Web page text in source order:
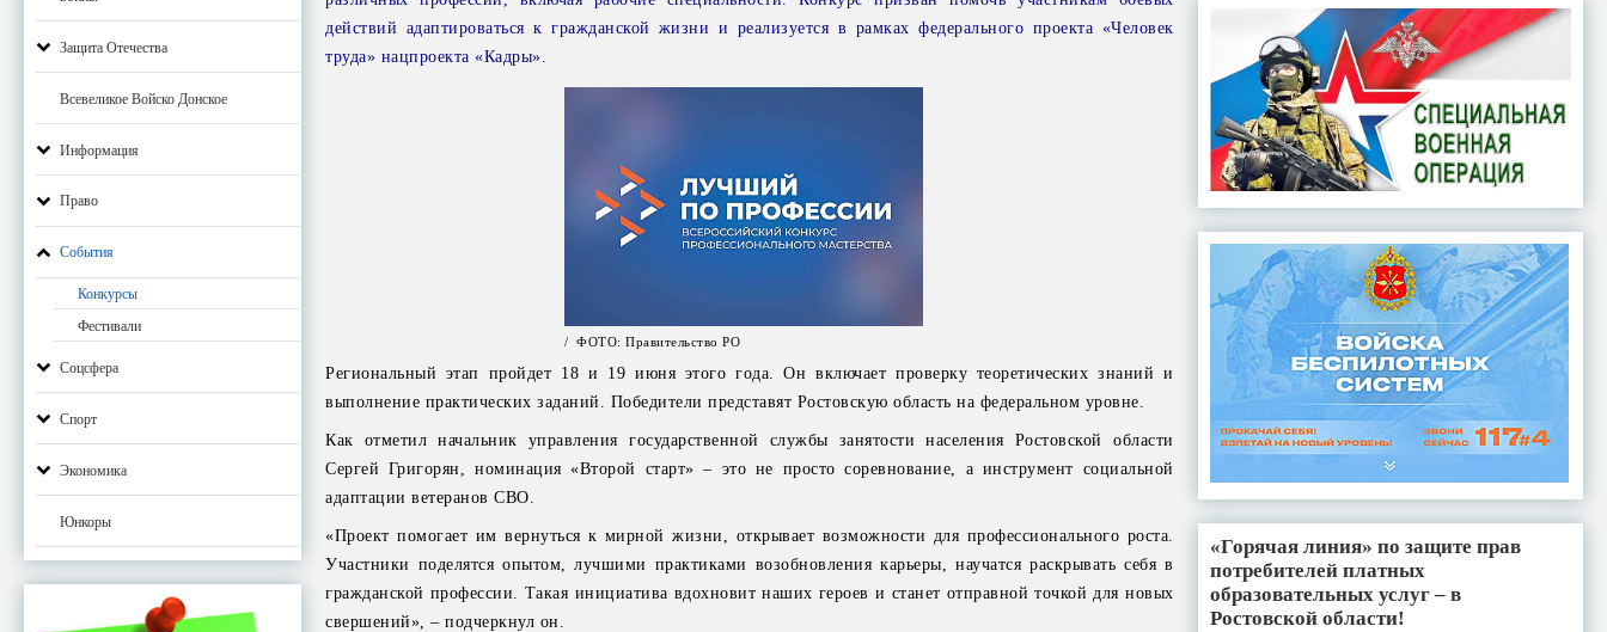
Защита Отечества
Всевеликое Войско Донское
Информация
Право
События
Конкурсы
Фестивали
Соцсфера
Спорт
Экономика
Юнкоры
действий адаптироваться к гражданской жизни и реализуется в рамках федерального проекта «Человек
труда» нацпроекта «Кадры».
/ ФОТО: Правительство РО
Региональный этап пройдет 18 и 19 июня этого года. Он включает проверку теоретических знаний и
выполнение практических заданий. Победители представят Ростовскую область на федеральном уровне.
Как отметил начальник управления государственной службы занятости населения Ростовской области
Сергей Григорян, номинация «Второй старт» – это не просто соревнование, а инструмент социальной
адаптации ветеранов СВО.
«Проект помогает им вернуться к мирной жизни, открывает возможности для профессионального роста.
Участники поделятся опытом, лучшими практиками возобновления карьеры, научатся раскрывать себя в
гражданской профессии. Такая инициатива вдохновит наших героев и станет отправной точкой для новых
свершений», – подчеркнул он.
«Горячая линия» по защите прав
потребителей платных
образовательных услуг – в
Ростовской области!